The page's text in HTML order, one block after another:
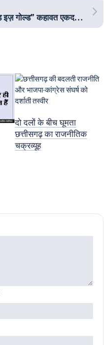
“ओल्ड इज़ गोल्ड” कहावत एकदम खरी
दो दलों के बीच घूमता
छत्तीसगढ़ का राजनीतिक
चक्रव्यूह